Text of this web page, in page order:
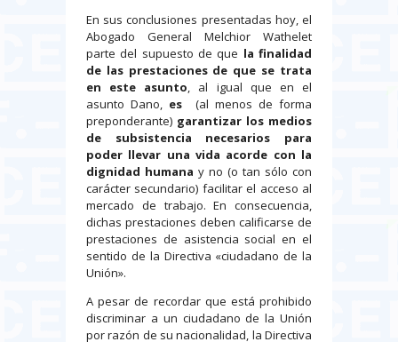
En sus conclusiones presentadas hoy, el
Abogado General Melchior Wathelet
parte del supuesto de que la finalidad
de las prestaciones de que se trata
en este asunto , al igual que en el
asunto Dano, es
(al menos de forma
preponderante) garantizar los medios
de subsistencia necesarios para
poder llevar una vida acorde con la
dignidad humana y no (o tan sólo con
carácter secundario) facilitar el acceso al
mercado de trabajo. En consecuencia,
dichas prestaciones deben calificarse de
prestaciones de asistencia social en el
sentido de la Directiva «ciudadano de la
Unión».
A pesar de recordar que está prohibido
discriminar a un ciudadano de la Unión
por razón de su nacionalidad, la Directiva